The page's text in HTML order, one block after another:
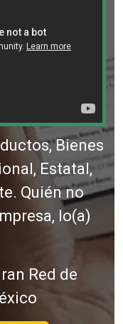
Bienes
Estatal,
Quién no
lo(a)
Red de